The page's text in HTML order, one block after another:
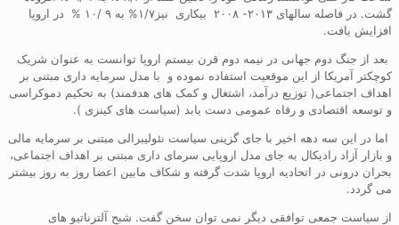
گشت. در فاصله سالهای ۲۰۱۳- ۲۰۰۸ بیکاری نیز۱/۷% به ۹ /۱۰ % در اروپا
افزایش یافت.
بعد از جنگ دوم جهانی در نیمه دوم قرن بیستم اروپا توانست به عنوان شریک
کوچکتر آمریکا از این موقعیت استفاده نموده و با مدل سرمایه داری مبتنی بر
اهداف اجتماعی( توزیع درآمد، اشتغال و کمک های هدفمند) به تحکیم دموکراسی
و توسعه اقتصادی و رفاه عمومی دست یابد (سیاست های کینزی ).
اما در این سه دهه اخیر با جای گزینی سیاست نئولیبرالی مبتنی بر سرمایه مالی
و بازار آزاد رادیکال به جای مدل اروپایی سرمای داری مبتنی بر اهداف اجتماعی،
بحران درونی در اتحادیه اروپا شدت گرفته و شکاف مابین اعضا روز به روز بیشتر
می گردد.
از سیاست جمعی توافقی دیگر نمی توان سخن گفت. شبح آلترناتیو های